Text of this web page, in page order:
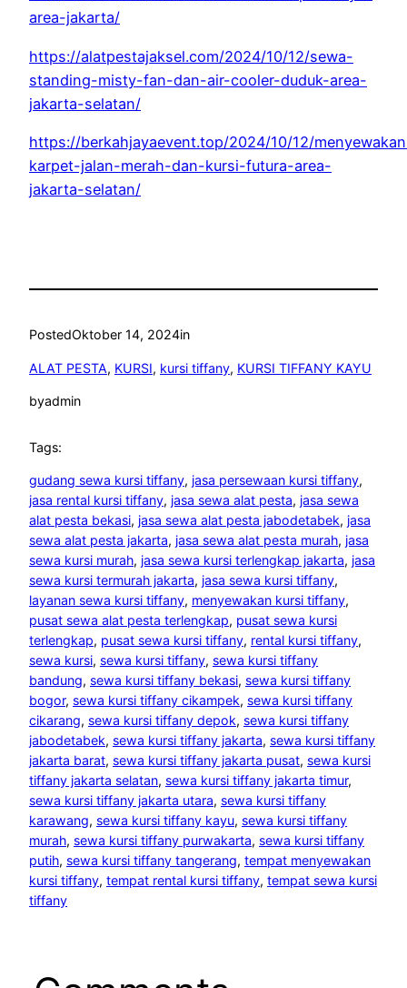
area-jakarta/
https://alatpestajaksel.com/2024/10/12/sewa-
standing-misty-fan-dan-air-cooler-duduk-area-
jakarta-selatan/
https://berkahjayaevent.top/2024/10/12/
karpet-jalan-merah-dan-kursi-futura-area-
jakarta-selatan/
PostedOktober 14, 2024in
ALAT PESTA, KURSI, kursi tiffany, KURSI TIFFANY KAYU
byadmin
Tags:
gudang sewa kursi tiffany, jasa persewaan kursi tiffany
jasa rental kursi tiffany, jasa sewa alat pesta, jasa sewa
alat pesta bekasi, jasa sewa alat pesta jabodetabek, jasa
sewa alat pesta jakarta, jasa sewa alat pesta murah, jasa
sewa kursi murah, jasa sewa kursi terlengkap jakarta, jasa
sewa kursi termurah jakarta, jasa sewa kursi tiffany
layanan sewa kursi tiffany, menyewakan kursi tiffany
pusat sewa alat pesta terlengkap, pusat sewa kursi
terlengkap, pusat sewa kursi tiffany, rental kursi tiffany
sewa kursi, sewa kursi tiffany, sewa kursi tiffany
bandung, sewa kursi tiffany bekasi, sewa kursi tiffany
bogor, sewa kursi tiffany cikampek, sewa kursi tiffany
cikarang, sewa kursi tiffany depok, sewa kursi tiffany
jabodetabek, sewa kursi tiffany jakarta, sewa kursi tiffany
jakarta barat, sewa kursi tiffany jakarta pusat, sewa kursi
tiffany jakarta selatan, sewa kursi tiffany jakarta timur
sewa kursi tiffany jakarta utara, sewa kursi tiffany
karawang, sewa kursi tiffany kayu, sewa kursi tiffany
murah, sewa kursi tiffany purwakarta, sewa kursi tiffany
putih, sewa kursi tiffany tangerang, tempat menyewakan
kursi tiffany, tempat rental kursi tiffany, tempat sewa kursi
tiffany